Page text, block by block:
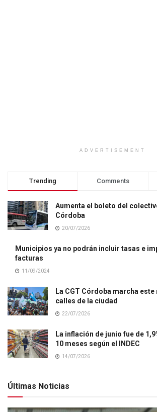
ADVERTISEMENT
Trending Comments
Aumenta el boleto del
Córdoba
20/07/2026
Municipios ya no podrán incluir tasas e
facturas
11/09/2024
La CGT Córdoba marcha
calles de la ciudad
22/07/2026
La inflación de junio fue de
10 meses según el INDEC
14/07/2026
Últimas Noticias